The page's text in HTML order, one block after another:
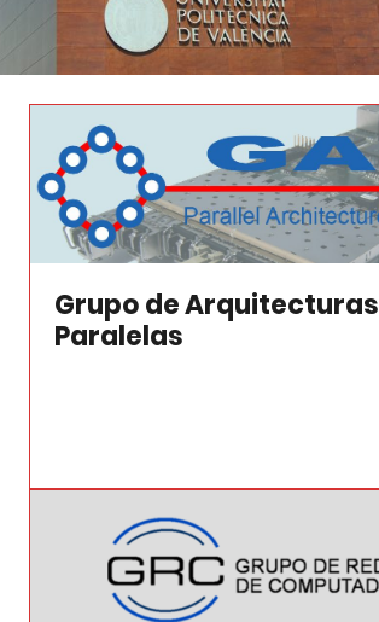
Grupo de Arquitecturas
Paralelas